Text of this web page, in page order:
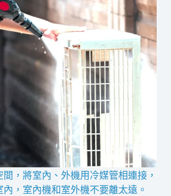
，將室內、外機用冷媒管相連接，
，室內機和室外機不要離太遠。